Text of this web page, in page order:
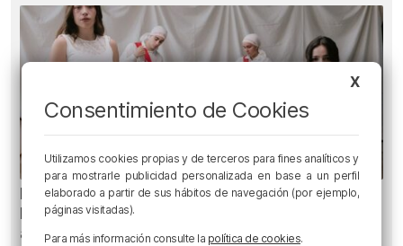
Planes para este fin de semana en Bilbao,
Bizkaia y alrededores: del 30 de julio al 2 de
agosto
X
Consentimiento de Cookies
Utilizamos cookies propias y de terceros para fines analíticos y
para mostrarle publicidad personalizada en base a un perfil
elaborado a partir de sus hábitos de navegación (por ejemplo,
páginas visitadas).
Para más información consulte la política de cookies.